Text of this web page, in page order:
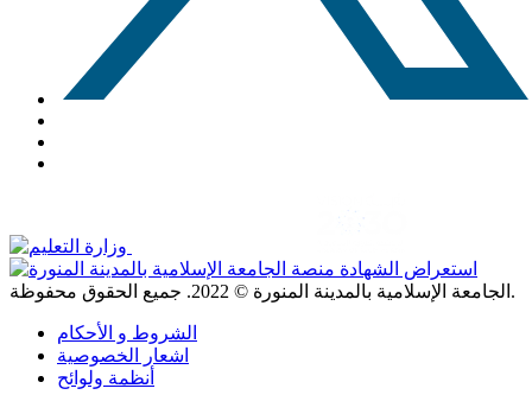
الجامعة الإسلامية بالمدينة المنورة © 2022 . جميع الحقوق محفوظة.
الشروط و الأحكام
اشعار الخصوصية
أنظمة ولوائح